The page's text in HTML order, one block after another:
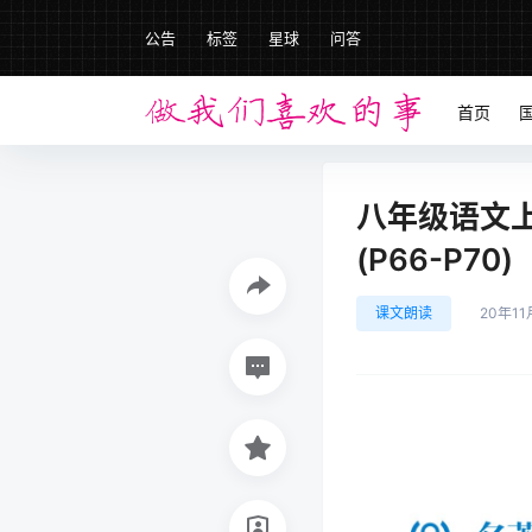
公告 标签 星球 问答
首页
八年级语文
(P66-P70)
课文朗读 20年11